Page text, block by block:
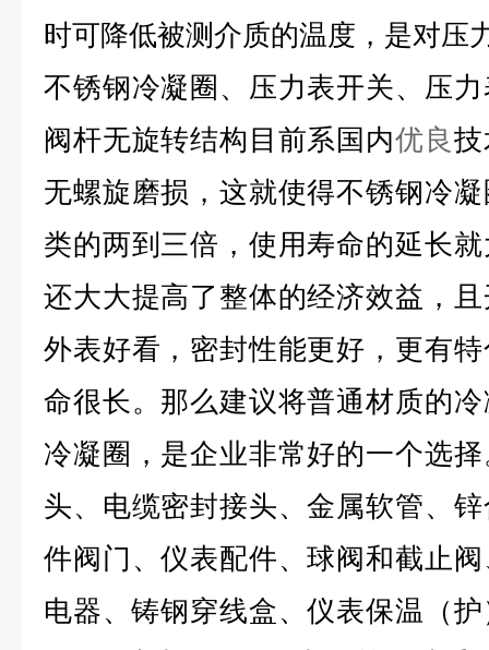
时可降低被测介质的温度，是对压
不锈钢冷凝圈、压力表开关、压
阀杆无旋转结构目前系国内优良
无螺旋磨损，这就使得不锈钢冷
类的两到三倍，使用寿命的延长
还大大提高了整体的经济效益，
外表好看，密封性能更好，更有
命很长。那么建议将普通材质的
冷凝圈，是企业非常好的一个选
头、电缆密封接头、金属软管、
件阀门、仪表配件、球阀和截止
电器、铸钢穿线盒、仪表保温（